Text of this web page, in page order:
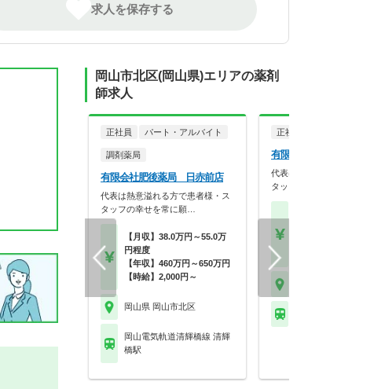
求人を保存する
岡山市北区(岡山県)エリアの薬剤
師求人
正社員 パート・アルバイト
調剤薬局
有限会社肥後薬局 日赤前店
代表は熱意溢れる方で患者様・ス
タッフの幸せを常に願…
【月収】38.0万円～55.0万
円程度
【年収】460万円～650万円
【時給】2,000円～
岡山県 岡山市北区
岡山電気軌道清輝橋線 清輝
橋駅
正社員
有限会社肥後薬局 鹿田
代表は熱意溢れる方で患者様
タッフの幸せを常に願…